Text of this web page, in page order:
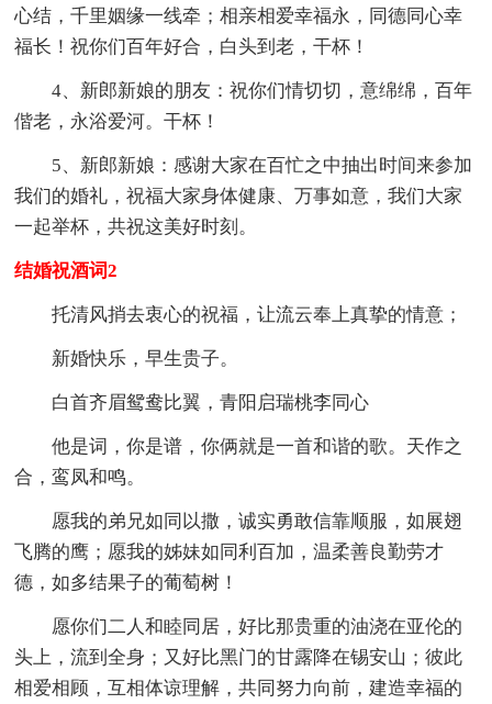
心结，千里姻缘一线牵；相亲相爱幸福永，同德同心幸
福长！祝你们百年好合，白头到老，干杯！
4、新郎新娘的朋友：祝你们情切切，意绵绵，百年
偕老，永浴爱河。干杯！
5、新郎新娘：感谢大家在百忙之中抽出时间来参加
我们的婚礼，祝福大家身体健康、万事如意，我们大家
一起举杯，共祝这美好时刻。
结婚祝酒词2
托清风捎去衷心的祝福，让流云奉上真挚的情意；
新婚快乐，早生贵子。
白首齐眉鸳鸯比翼，青阳启瑞桃李同心
他是词，你是谱，你俩就是一首和谐的歌。天作之
合，鸾凤和鸣。
愿我的弟兄如同以撒，诚实勇敢信靠顺服，如展翅
飞腾的鹰；愿我的姊妹如同利百加，温柔善良勤劳才
德，如多结果子的葡萄树！
愿你们二人和睦同居，好比那贵重的油浇在亚伦的
头上，流到全身；又好比黑门的甘露降在锡安山；彼此
相爱相顾，互相体谅理解，共同努力向前，建造幸福的